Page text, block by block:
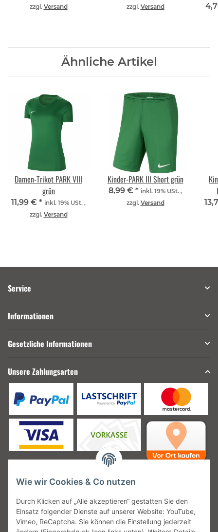
zzgl. Versand
zzgl. Versand
Ähnliche Artikel
Damen-Trikot PARK VIII
grün
11,99 € * inkl. 19% USt. ,
zzgl. Versand
Kinder-PARK III Short grün
8,99 € * inkl. 19% USt. ,
zzgl. Versand
Service
Informationen
Gesetzliche Informationen
Unsere Zahlungsarten
Unsere Versanddienstleister
Wie wir Cookies & Co nutzen
Durch Klicken auf „Alle akzeptieren“ gestatten Sie den
Einsatz folgender Dienste auf unserer Website: YouTube,
Vimeo, ReCaptcha. Sie können die Einstellung jederzeit